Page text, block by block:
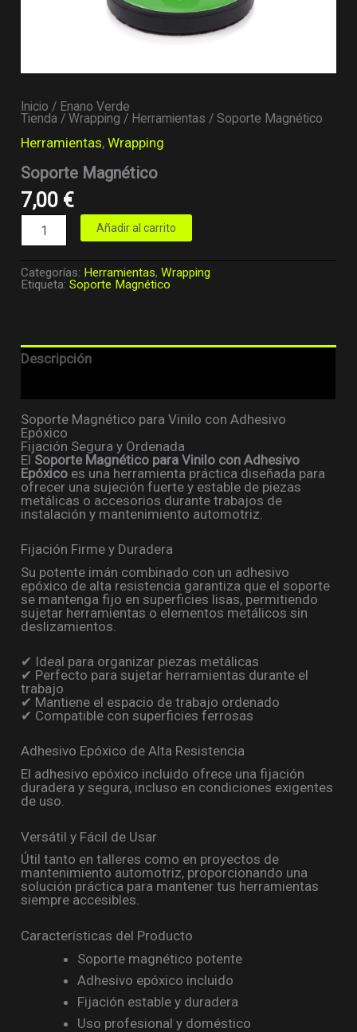
Inicio / Enano Verde
Tienda /Wrapping / Herramientas / Soporte Magnético
Herramientas,Wrapping
Soporte Magnético
7,00 €
Añadir al carrito
Categorías: Herramientas,Wrapping
Etiqueta:Soporte Magnético
Descripción
Soporte Magnético para Vinilo con Adhesivo
Epóxico
Fijación Segura y Ordenada
El Soporte Magnético para Vinilo con Adhesivo
Epóxico es una herramienta práctica diseñada para
ofrecer una sujeción fuerte y estable de piezas
metálicas o accesorios durante trabajos de
instalación y mantenimiento automotriz.
Fijación Firme y Duradera
Su potente imán combinado con un adhesivo
epóxico de alta resistencia garantiza que el soporte
se mantenga fijo en superficies lisas, permitiendo
sujetar herramientas o elementos metálicos sin
deslizamientos.
✔ Ideal para organizar piezas metálicas
✔ Perfecto para sujetar herramientas durante el
trabajo
✔ Mantiene el espacio de trabajo ordenado
✔ Compatible con superficies ferrosas
Adhesivo Epóxico de Alta Resistencia
El adhesivo epóxico incluido ofrece una fijación
duradera y segura, incluso en condiciones exigentes
de uso.
Versátil y Fácil de Usar
Útil tanto en talleres como en proyectos de
mantenimiento automotriz, proporcionando una
solución práctica para mantener tus herramientas
siempre accesibles.
Características del Producto
Soporte magnético potente
Adhesivo epóxico incluido
Fijación estable y duradera
Uso profesional y doméstico